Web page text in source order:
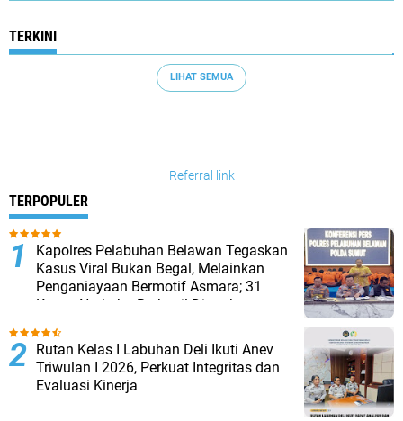
TERKINI
LIHAT SEMUA
Referral link
TERPOPULER
Kapolres Pelabuhan Belawan Tegaskan
Kasus Viral Bukan Begal, Melainkan
Penganiayaan Bermotif Asmara; 31
Kasus Narkoba Berhasil Diungkap
Rutan Kelas I Labuhan Deli Ikuti Anev
Triwulan I 2026, Perkuat Integritas dan
Evaluasi Kinerja